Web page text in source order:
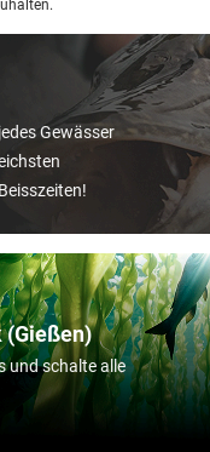
(Gießen)
und schalte alle
Gewässer